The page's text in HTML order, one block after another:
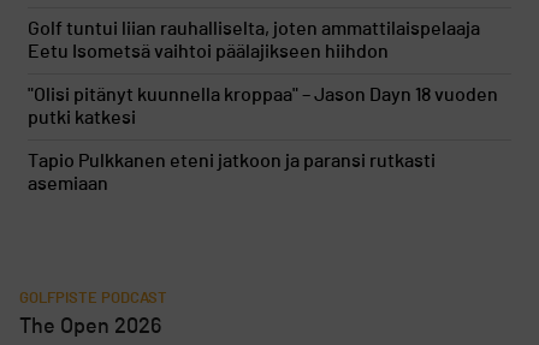
Golf tuntui liian rauhalliselta, joten ammattilaispelaaja
Eetu Isometsä vaihtoi päälajikseen hiihdon
"Olisi pitänyt kuunnella kroppaa" – Jason Dayn 18 vuoden
putki katkesi
Tapio Pulkkanen eteni jatkoon ja paransi rutkasti
asemiaan
GOLFPISTE PODCAST
The Open 2026